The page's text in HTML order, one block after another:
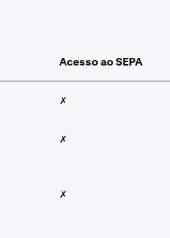
Acesso ao SEPA
✗
✗
✗